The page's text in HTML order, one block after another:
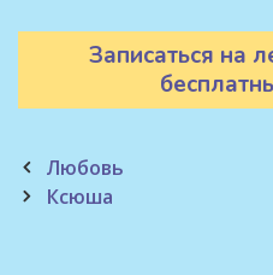
Записаться на
Post
navigation
Любовь
Ксюша